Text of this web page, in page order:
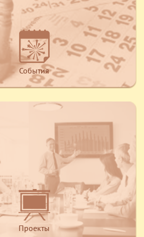
События
Проекты